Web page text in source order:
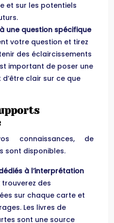
et sur les potentiels
une question spécifique
votre question et tirez
des éclaircissements
important de poser une
clair sur ce que
connaissances, de
sont disponibles.
à l’interprétation
trouverez des
sur chaque carte et
Les livres de
sont une source